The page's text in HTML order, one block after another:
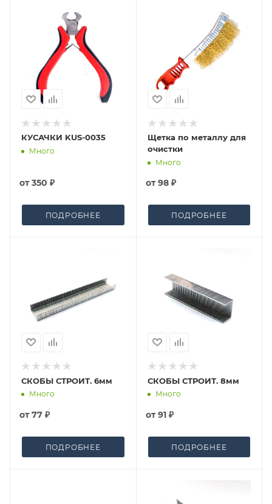
КУСАЧКИ KUS-0035
Много
от350 ₽
ПОДРОБНЕЕ
Щетка по металлу для
очистки
Много
от98 ₽
ПОДРОБНЕЕ
СКОБЫ СТРОИТ. 6мм
Много
от77 ₽
ПОДРОБНЕЕ
СКОБЫ СТРОИТ. 8мм
Много
от91 ₽
ПОДРОБНЕЕ